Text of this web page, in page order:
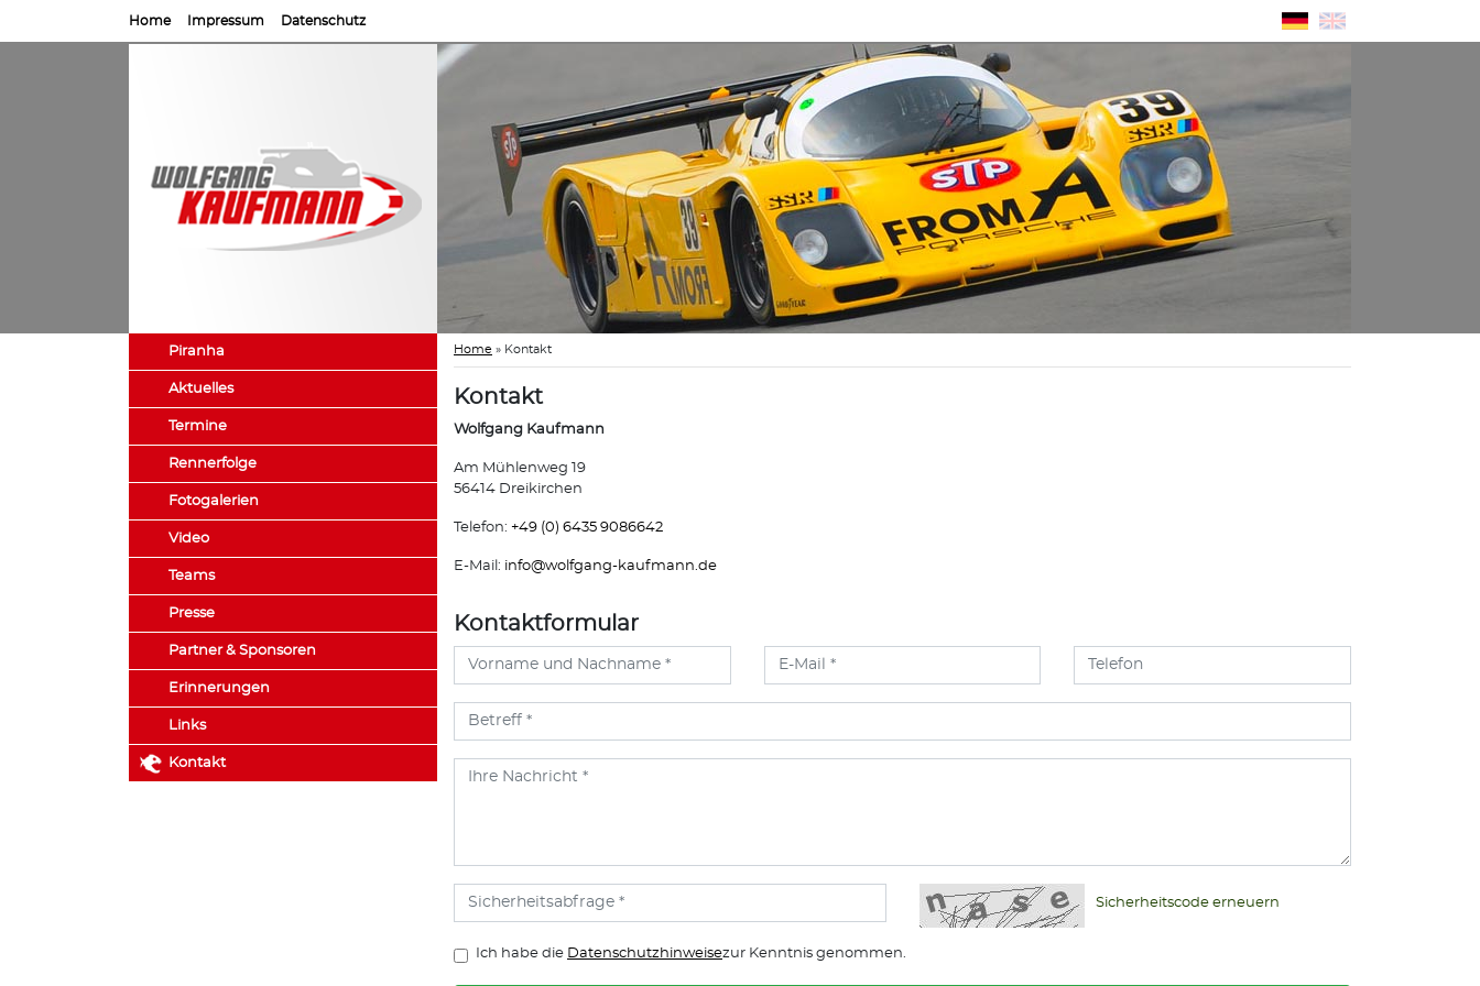
Home Impressum Datenschutz
Piranha
Aktuelles
Termine
Rennerfolge
Fotogalerien
Video
Teams
Presse
Partner & Sponsoren
Erinnerungen
Links
Kontakt
Home » Kontakt
Kontakt
Wolfgang Kaufmann
Am Mühlenweg 19
56414 Dreikirchen
Telefon: +49 (0) 6435 9086642
E-Mail: info@wolfgang-kaufmann.de
Kontaktformular
Sicherheitscode erneuern
Ich habe die Datenschutzhinweisezur Kenntnis genommen.